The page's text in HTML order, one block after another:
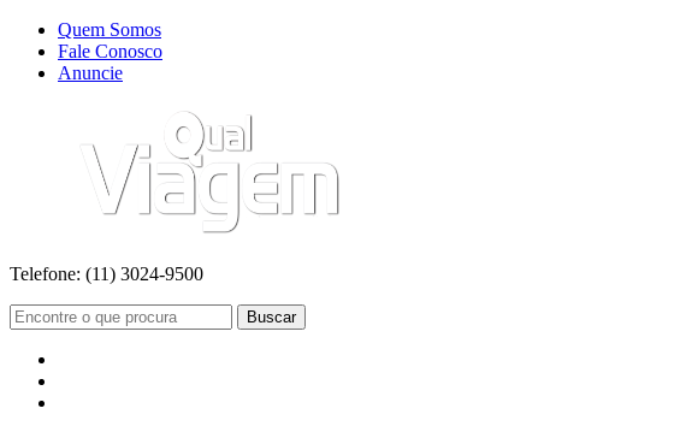
Quem Somos
Fale Conosco
Anuncie
Telefone: (11) 3024-9500
Buscar